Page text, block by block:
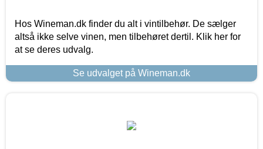
Hos Wineman.dk finder du alt i vintilbehør. De sælger
altså ikke selve vinen, men tilbehøret dertil. Klik her for
at se deres udvalg.
Se udvalget på Wineman.dk